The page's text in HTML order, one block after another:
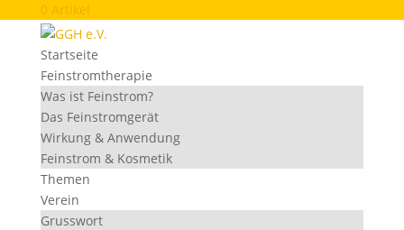
0 Artikel
Startseite
Feinstromtherapie
Was ist Feinstrom?
Das Feinstromgerät
Wirkung & Anwendung
Feinstrom & Kosmetik
Themen
Verein
Grusswort